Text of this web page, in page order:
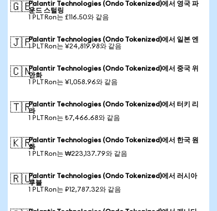
🇬🇧Palantir Technologies (Ondo Tokenized)에서 영국 파
운드 스털링
1 PLTRon는 £116.50와 같음
🇯🇵Palantir Technologies (Ondo Tokenized)에서 일본 엔
1 PLTRon는 ¥24,819.98와 같음
🇨🇳Palantir Technologies (Ondo Tokenized)에서 중국 위
안화
1 PLTRon는 ¥1,058.96와 같음
🇹🇷Palantir Technologies (Ondo Tokenized)에서 터키 리
라
1 PLTRon는 ₺7,466.68와 같음
🇰🇷Palantir Technologies (Ondo Tokenized)에서 한국 원
화
1 PLTRon는 ₩223,137.79와 같음
🇷🇺Palantir Technologies (Ondo Tokenized)에서 러시아
루블
1 PLTRon는 ₽12,787.32와 같음